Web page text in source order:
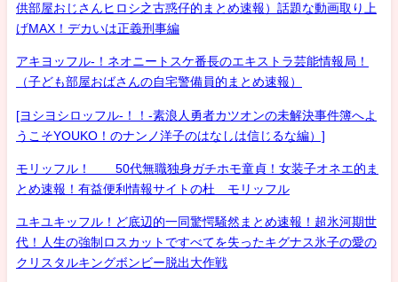
供部屋おじさんヒロシ之古惑仔的まとめ速報）話題な動画取り上
げMAX！デカいは正義刑事編
アキヨッフル-！ネオニートスケ番長のエキストラ芸能情報局！
（子ども部屋おばさんの自宅警備員的まとめ速報）
[ヨシヨシロッフル-！！-素浪人勇者カツオンの未解決事件簿へよ
うこそYOUKO！のナンノ洋子のはなしは信じるな編）]
モリッフル！ 50代無職独身ガチホモ童貞！女装子オネエ的ま
とめ速報！有益便利情報サイトの杜 モリッフル
ユキユキッフル！ど底辺的一同驚愕騒然まとめ速報！超氷河期世
代！人生の強制ロスカットですべてを失ったキグナス氷子の愛の
クリスタルキングボンビー脱出大作戦